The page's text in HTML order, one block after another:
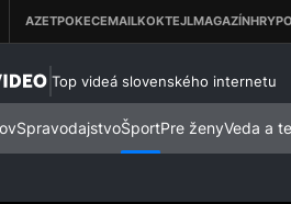
Top videá slovenského internetu
SpravodajstvoŠportPre ženyVeda a